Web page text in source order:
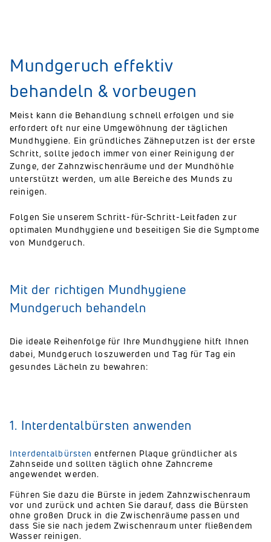
Mundgeruch effektiv
behandeln & vorbeugen
Meist kann die Behandlung schnell erfolgen und sie
erfordert oft nur eine Umgewöhnung der täglichen
Mundhygiene. Ein gründliches Zähneputzen ist der erste
Schritt, sollte jedoch immer von einer Reinigung der
Zunge, der Zahnzwischenräume und der Mundhöhle
unterstützt werden, um alle Bereiche des Munds zu
reinigen.
Folgen Sie unserem Schritt-für-Schritt-Leitfaden zur
optimalen Mundhygiene und beseitigen Sie die Symptome
von Mundgeruch.
Mit der richtigen Mundhygiene
Mundgeruch behandeln
Die ideale Reihenfolge für Ihre Mundhygiene hilft Ihnen
dabei, Mundgeruch loszuwerden und Tag für Tag ein
gesundes Lächeln zu bewahren:
1. Interdentalbürsten anwenden
Interdentalbürsten entfernen Plaque gründlicher als
Zahnseide und sollten täglich ohne Zahncreme
angewendet werden.
Führen Sie dazu die Bürste in jedem Zahnzwischenraum
vor und zurück und achten Sie darauf, dass die Bürsten
ohne großen Druck in die Zwischenräume passen und
dass Sie sie nach jedem Zwischenraum unter fließendem
Wasser reinigen.